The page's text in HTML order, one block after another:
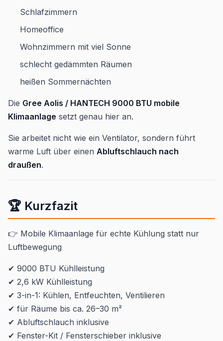
Schlafzimmern
Homeoffice
Wohnzimmern mit viel Sonne
schlecht gedämmten Räumen
heißen Sommernächten
Die Gree Aolis / HANTECH 9000 BTU mobile
Klimaanlage setzt genau hier an.
Sie arbeitet nicht wie ein Ventilator, sondern führt
warme Luft über einen Abluftschlauch nach
draußen.
🏆 Kurzfazit
👉 Mobile Klimaanlage für echte Kühlung statt nur
Luftbewegung
✔ 9000 BTU Kühlleistung
✔ 2,6 kW Kühlleistung
✔ 3-in-1: Kühlen, Entfeuchten, Ventilieren
✔ für Räume bis ca. 26–30 m²
✔ Abluftschlauch inklusive
✔ Fenster-Kit / Fensterschieber inklusive